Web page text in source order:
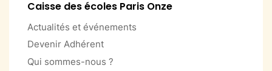
Caisse des écoles Paris Onze
Actualités et événements
Devenir Adhérent
Qui sommes-nous ?